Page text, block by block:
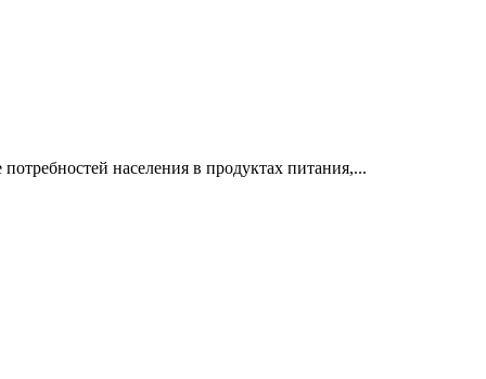
населения в продуктах питания,...